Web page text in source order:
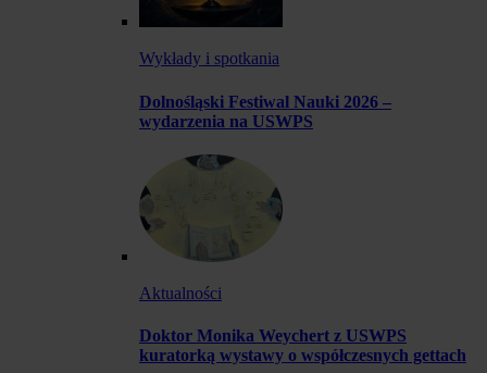
Wykłady i spotkania
Dolnośląski Festiwal Nauki 2026 –
wydarzenia na USWPS
Aktualności
Doktor Monika Weychert z USWPS
kuratorką wystawy o współczesnych gettach